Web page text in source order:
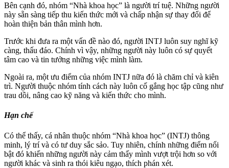
Bên cạnh đó, nhóm “Nhà khoa học” là người trí tuệ. Những người
này sẵn sàng tiếp thu kiến thức mới và chấp nhận sự thay đổi để
hoàn thiện bản thân mình hơn.
Trước khi đưa ra một vấn đề nào đó, người INTJ luôn suy nghĩ kỹ
càng, thấu đáo. Chính vì vậy, những người này luôn có sự quyết
tâm cao và tin tưởng những việc mình làm.
Ngoài ra, một ưu điểm của nhóm INTJ nữa đó là chăm chỉ và kiên
trì. Người thuộc nhóm tính cách này luôn cố gắng học tập cũng như
trau dồi, nâng cao kỹ năng và kiến thức cho mình.
Hạn chế
Có thể thấy, cá nhân thuộc nhóm “Nhà khoa học” (INTJ) thông
minh, lý trí và có tư duy sắc sảo. Tuy nhiên, chính những điểm nổi
bật đó khiến những người này cảm thấy mình vượt trội hơn so với
người khác và sinh ra thói kiêu ngạo, thích phán xét.